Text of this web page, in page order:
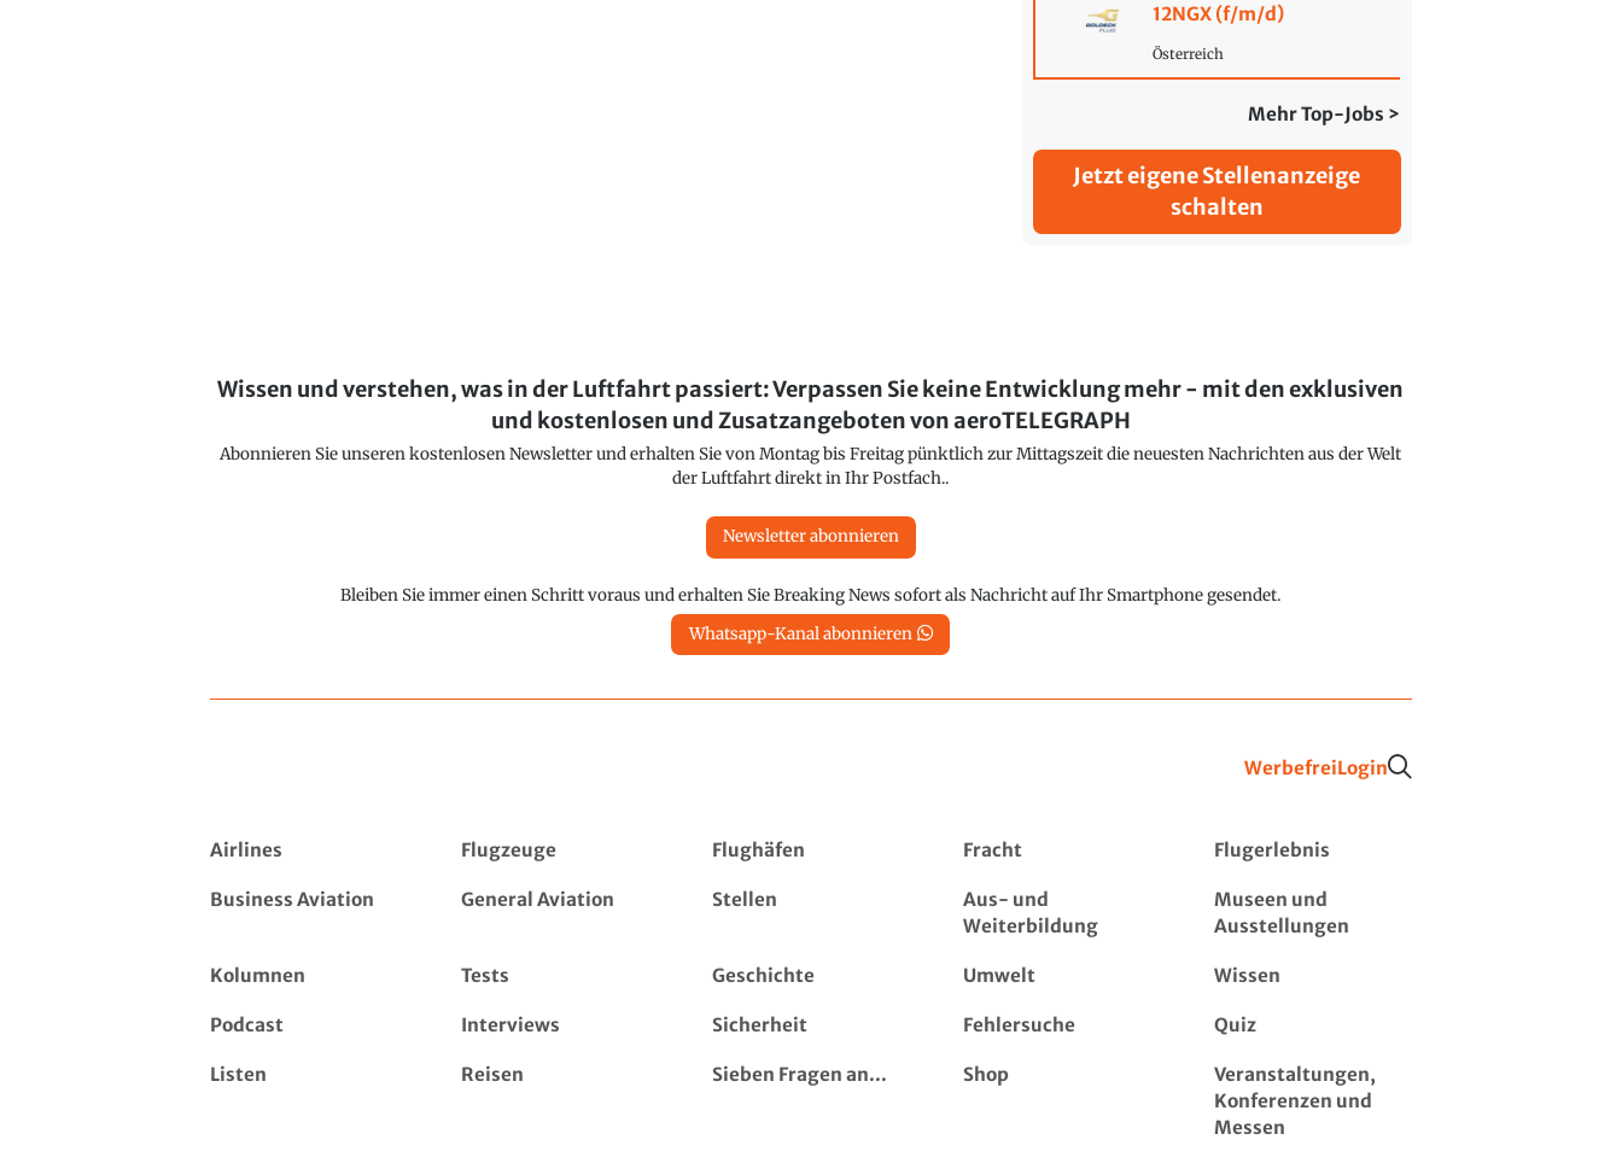
12NGX (f/m/d)
Österreich
Mehr Top-Jobs >
Jetzt eigene Stellenanzeige
schalten
Wissen und verstehen, was in der Luftfahrt passiert: Verpassen Sie keine Entwicklung mehr - mit den exklusiven
und kostenlosen und Zusatzangeboten von aeroTELEGRAPH
Abonnieren Sie unseren kostenlosen Newsletter und erhalten Sie von Montag bis Freitag pünktlich zur Mittagszeit die neuesten Nachrichten aus der Welt
der Luftfahrt direkt in Ihr Postfach..
Newsletter abonnieren
Bleiben Sie immer einen Schritt voraus und erhalten Sie Breaking News sofort als Nachricht auf Ihr Smartphone gesendet.
Whatsapp-Kanal abonnieren
WerbefreiLogin
Airlines Flugzeuge Flughäfen Fracht Flugerlebnis
Business Aviation General Aviation Stellen
Aus- und
Weiterbildung
Museen und
Ausstellungen
Kolumnen Tests Geschichte Umwelt Wissen
Podcast Interviews Sicherheit Fehlersuche Quiz
Listen Reisen Sieben Fragen an... Shop
Veranstaltungen,
Konferenzen und
Messen